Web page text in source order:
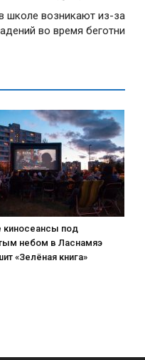
школе возникают из-за
во время беготни
киносеансы под
небом в Ласнамяэ
«Зелёная книга»